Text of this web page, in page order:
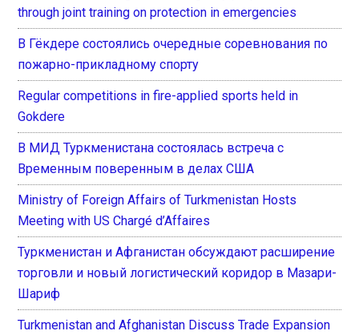
through joint training on protection in emergencies
В Гёкдере состоялись очередные соревнования по
пожарно-прикладному спорту
Regular competitions in fire-applied sports held in
Gokdere
В МИД Туркменистана состоялась встреча с
Временным поверенным в делах США
Ministry of Foreign Affairs of Turkmenistan Hosts
Meeting with US Chargé d’Affaires
Туркменистан и Афганистан обсуждают расширение
торговли и новый логистический коридор в Мазари-
Шариф
Turkmenistan and Afghanistan Discuss Trade Expansion